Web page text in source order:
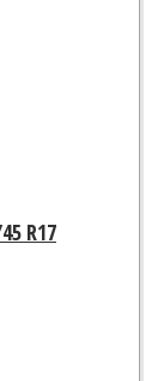
R17